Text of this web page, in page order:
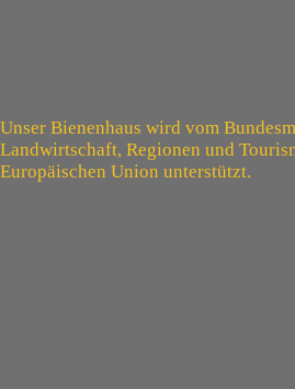
Unser Bienenhaus wird vom
Landwirtschaft, Regionen und
Europäischen Union unterstützt.